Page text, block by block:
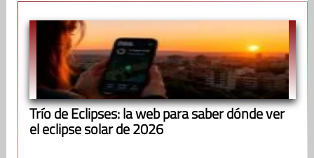
Trío de Eclipses: la web para saber dónde ver
el eclipse solar de 2026